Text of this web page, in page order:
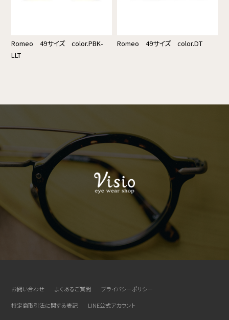
Romeo 49サイズ color.PBK-
LLT
Romeo 49サイズ color.DT
お問い合わせ よくあるご質問
プライバシーポリシー
特定商取引法に関する表記
LINE公式アカウント